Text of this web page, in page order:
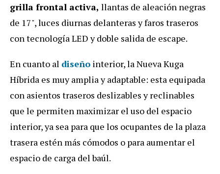
grilla frontal activa, llantas de aleación negras
de 17", luces diurnas delanteras y faros traseros
con tecnología LED y doble salida de escape.
En cuanto al diseño interior, la Nueva Kuga
Híbrida es muy amplia y adaptable: esta equipada
con asientos traseros deslizables y reclinables
que le permiten maximizar el uso del espacio
interior, ya sea para que los ocupantes de la plaza
trasera estén más cómodos o para aumentar el
espacio de carga del baúl.